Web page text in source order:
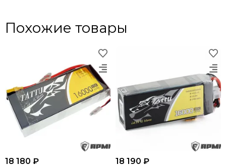
Похожие товары
18 180 ₽ 18 190 ₽